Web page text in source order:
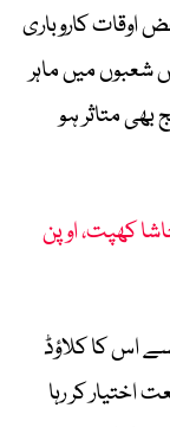
اوقات کاروباری
شعبوں میں ماہر
بھی متاثر ہو
کھپت، اوپن
اس کا کلاؤڈ
اختیار کر رہا